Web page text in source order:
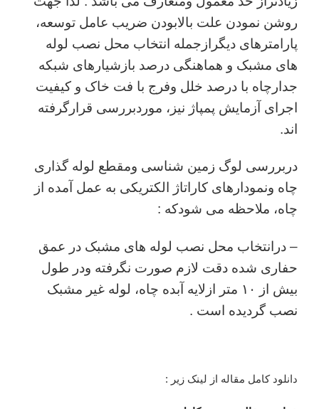
روشن نمودن علت بالابودن ضریب عامل توسعه،
پارامترهای دیگرازجمله انتخاب محل نصب لوله
های مشبک و هماهنگی درصد بازشیارهای شبکه
جدارچاه با درصد خلل وفرج با فت خاک و کیفیت
اجرای آزمایش پمپاژ نیز، موردبررسی قرارگرفته
اند.
دربررسی لوگ زمین شناسی ومقطع لوله گذاری
چاه ونمودارهای کاراتاژ الکتریکی به عمل آمده از
چاه، ملاحظه می شودکه :
– درانتخاب محل نصب لوله های مشبک در عمق
حفاری شده دقت لازم صورت نگرفته ودر طول
بیش از ۱۰ متر ازلایه آبده چاه، لوله غیر مشبک
نصب گردیده است .
دانلود کامل مقاله از لینک زیر :